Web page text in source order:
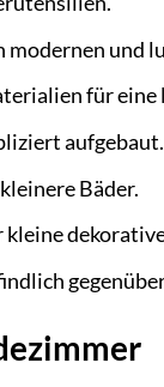
und
für eine
aufgebaut.
Bäder.